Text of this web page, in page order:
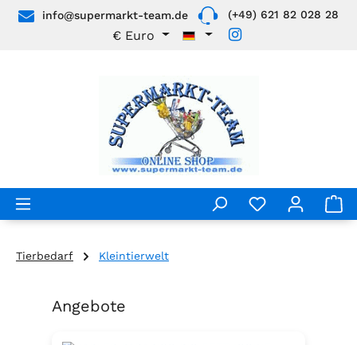
Zum Hauptinhalt springen
info@supermarkt-team.de (+49) 621 82 028 28
€ Euro
Tierbedarf Kleintierwelt
Produktgalerie überspringen
Angebote